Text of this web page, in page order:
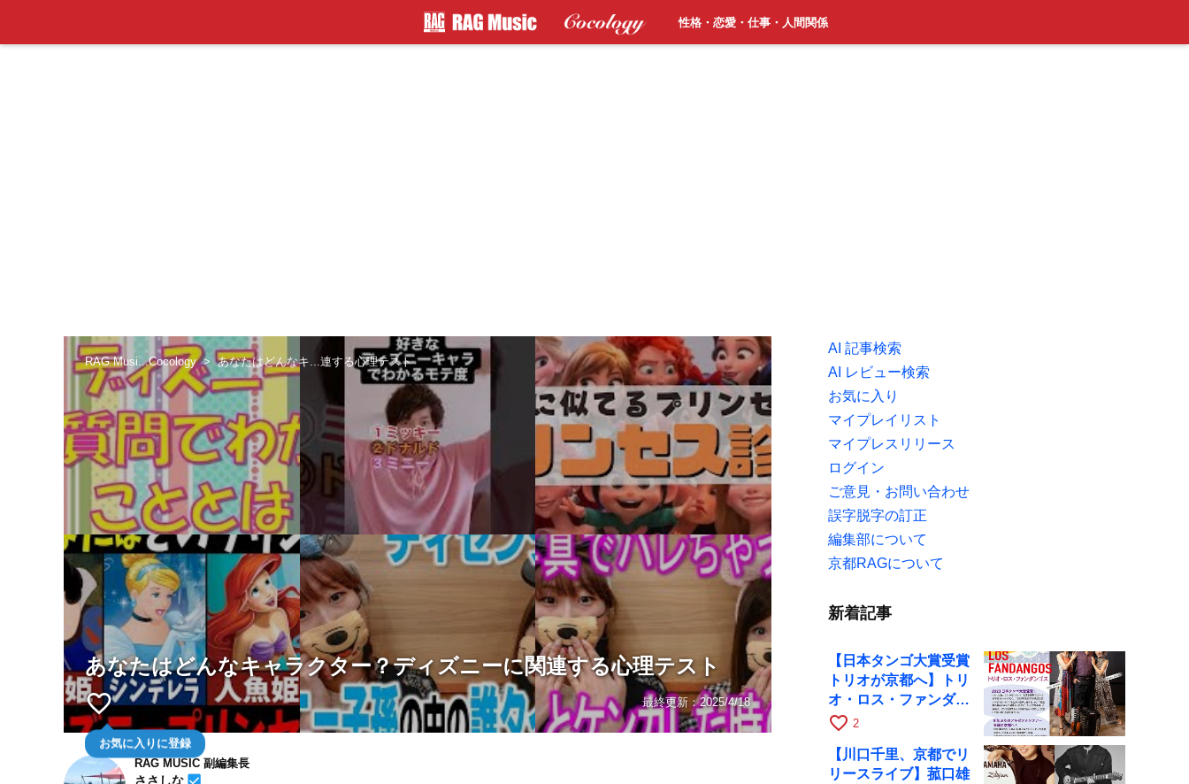
性格・恋愛・仕事・人間関係
RAG Musi...Cocology あなたはどんなキ...連する心理テスト
あなたはどんなキャラクター？ディズニーに関連する心理テスト
favorite_border
お気に入りに登録
最終更新：2025/4/18
RAG MUSIC 副編集長
ささしな
AI 記事検索
AI レビュー検索
お気に入り
マイプレイリスト
マイプレスリリース
ログイン
ご意見・お問い合わせ
誤字脱字の訂正
編集部について
京都RAGについて
新着記事
【日本タンゴ大賞受賞
トリオが京都へ】トリ
オ・ロス・ファンダン
ゴスが10月9日にRAG
favorite_border 2
【川口千里、京都でリ
リースライブ】菰口雄